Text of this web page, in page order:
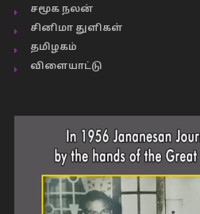
சமூக நலன்
சினிமா துளிகள்
தமிழகம்
விளையாட்டு